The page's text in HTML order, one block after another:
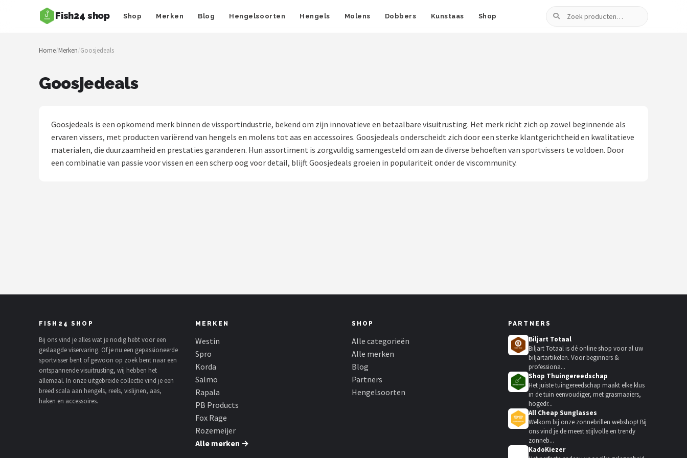
Fish24 shop Shop Merken Blog Hengelsoorten Hengels Molens Dobbers Kunstaas Shop
Zoeken
Zoeken
NAVIGATIE
Hengelsoorten
Korda
Salmo
Home/Merken/Goosjedeals
Goosjedeals
Goosjedeals is een opkomend merk binnen de vissportindustrie, bekend om zijn innovatieve en betaalbare visuitrusting. Het merk richt zich op zowel beginnende als
ervaren vissers, met producten variërend van hengels en molens tot aas en accessoires. Goosjedeals onderscheidt zich door een sterke klantgerichtheid en kwalitatieve
materialen, die duurzaamheid en prestaties garanderen. Hun assortiment is zorgvuldig samengesteld om aan de diverse behoeften van sportvissers te voldoen. Door
een combinatie van passie voor vissen en een scherp oog voor detail, blijft Goosjedeals groeien in populariteit onder de viscommunity.
FISH24 SHOP
Bij ons vind je alles wat je nodig hebt voor een
geslaagde viservaring. Of je nu een gepassioneerde
sportvisser bent of gewoon op zoek bent naar een
ontspannende visuitrusting, wij hebben het
allemaal. In onze uitgebreide collectie vind je een
breed scala aan hengels, reels, vislijnen, aas,
haken en accessoires.
MERKEN
Westin
Spro
Korda
Salmo
Rapala
PB Products
Fox Rage
Rozemeijer
Alle merken →
SHOP
Alle categorieën
Alle merken
Blog
Partners
Hengelsoorten
PARTNERS
Biljart Totaal
Biljart Totaal is dé online shop voor al uw
biljartartikelen. Voor beginners &
professiona...
Shop Thuingereedschap
Het juiste tuingereedschap maakt elke klus
in de tuin eenvoudiger, met grasmaaiers,
hogedr...
All Cheap Sunglasses
Welkom bij onze zonnebrillen webshop! Bij
ons vind je de meest stijlvolle en trendy
zonneb...
KadoKiezer